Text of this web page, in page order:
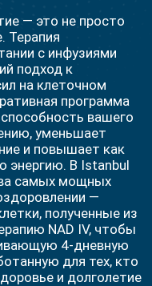
— это не просто
Терапия
с инфузиями
подход к
на клеточном
программа
вашего
уменьшает
и повышает как
энергию. В Istanbul
самых мощных
—
полученные из
NAD IV, чтобы
4-дневную
для тех, кто
и долголетие